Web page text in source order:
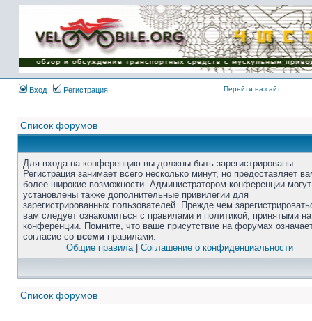
Вход Регистрация Перейти на сайт
Список форумов
Для входа на конференцию вы должны быть зарегистрированы.
Регистрация занимает всего несколько минут, но предоставляет
более широкие возможности. Администратором конференции
установлены также дополнительные привилегии для
зарегистрированных пользователей. Прежде чем
вам следует ознакомиться с правилами и политикой, принятыми на
конференции. Помните, что ваше присутствие на форумах
согласие со всеми правилами.
Общие правила| Соглашение о конфиденциальности
Список форумов